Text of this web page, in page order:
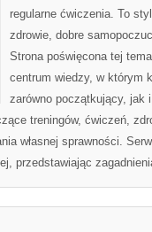
regularne ćwiczenia. To
zdrowie, dobre
Strona poświęcona tej
centrum wiedzy, w którym
zarówno początkujący, jak
treningów, ćwiczeń,
własnej sprawności.
przedstawiając